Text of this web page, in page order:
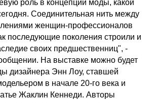
роль в концепции моды, какой
Соединительная нить между
женщин-профессионалов
последующие поколения строили и
своих предшественниц", -
На выставке можно будет
дизайнера Энн Лоу, ставшей
в начале 20-го века и
Жаклин Кеннеди. Авторы